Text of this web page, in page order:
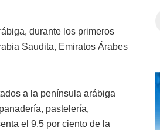
durante los primeros
Saudita, Emiratos Árabes
a la península arábiga
pastelería,
el 9.5 por ciento de la